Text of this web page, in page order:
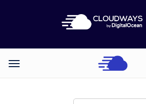
Categories